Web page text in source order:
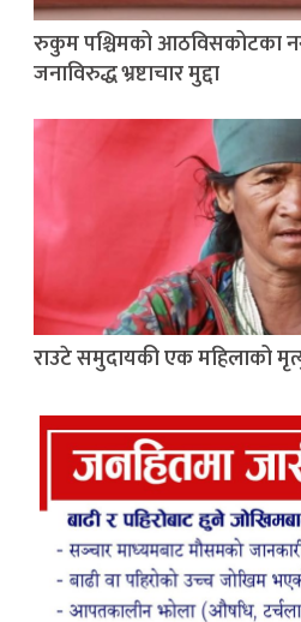
रुकुम पश्चिमको आठविसकोटका
जनाविरुद्ध भ्रष्टाचार मुद्दा
राउटे समुदायकी एक महिलाको